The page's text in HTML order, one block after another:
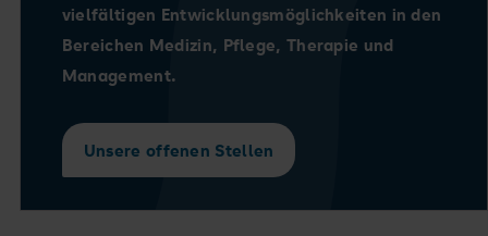
vielfältigen Entwicklungsmöglichkeiten in den
Bereichen Medizin, Pflege, Therapie und
Management.
Unsere offenen Stellen